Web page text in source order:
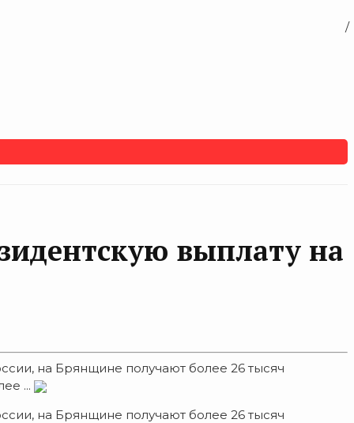
выплату на
на Брянщине получают более 26 тысяч
...
на Брянщине получают более 26 тысяч